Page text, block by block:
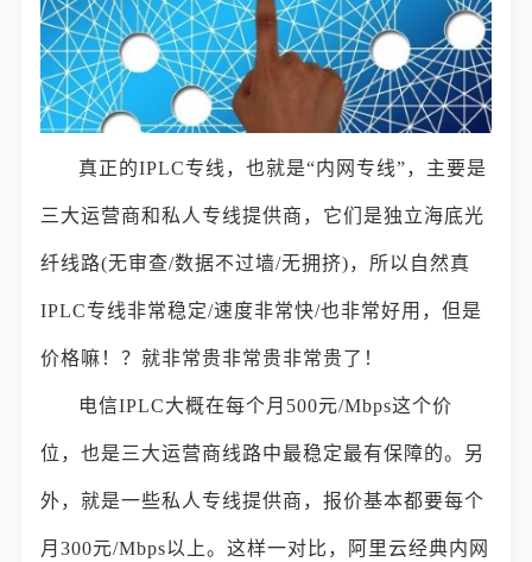
真正的IPLC专线，也就是“内网专线”，主要是
三大运营商和私人专线提供商，它们是独立海底光
纤线路(无审查/数据不过墙/无拥挤)，所以自然真
IPLC专线非常稳定/速度非常快/也非常好用，但是
价格嘛！？就非常贵非常贵非常贵了！
电信IPLC大概在每个月500元/Mbps这个价
位，也是三大运营商线路中最稳定最有保障的。另
外，就是一些私人专线提供商，报价基本都要每个
月300元/Mbps以上。这样一对比，阿里云经典内网